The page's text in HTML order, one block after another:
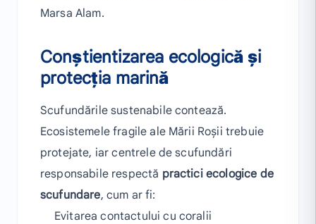
Marsa Alam.
Conștientizarea ecologică și
protecția marină
Scufundările sustenabile contează.
Ecosistemele fragile ale Mării Roșii trebuie
protejate, iar centrele de scufundări
responsabile respectă practici ecologice de
scufundare, cum ar fi:
Evitarea contactului cu coralii